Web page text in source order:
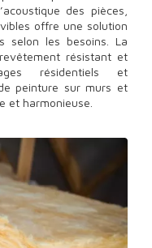
des pièces,
offre une solution
selon les besoins. La
résistant et
résidentiels et
peinture sur murs et
et harmonieuse.